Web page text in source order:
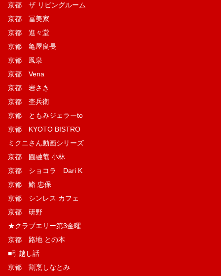
京都 ザ リビングルーム
京都 冨美家
京都 進々堂
京都 亀屋良長
京都 鳳泉
京都 Vena
京都 岩さき
京都 杢兵衛
京都 ともみジェラーto
京都 KYOTO BISTRO
ミクニさん動画シリーズ
京都 圓融菴 小林
京都 ショコラ Dari K
京都 鮨 忠保
京都 シンレス カフェ
京都 研野
★クラブエリー第3金曜
京都 路地 との本
■引越し話
京都 割烹しなとみ